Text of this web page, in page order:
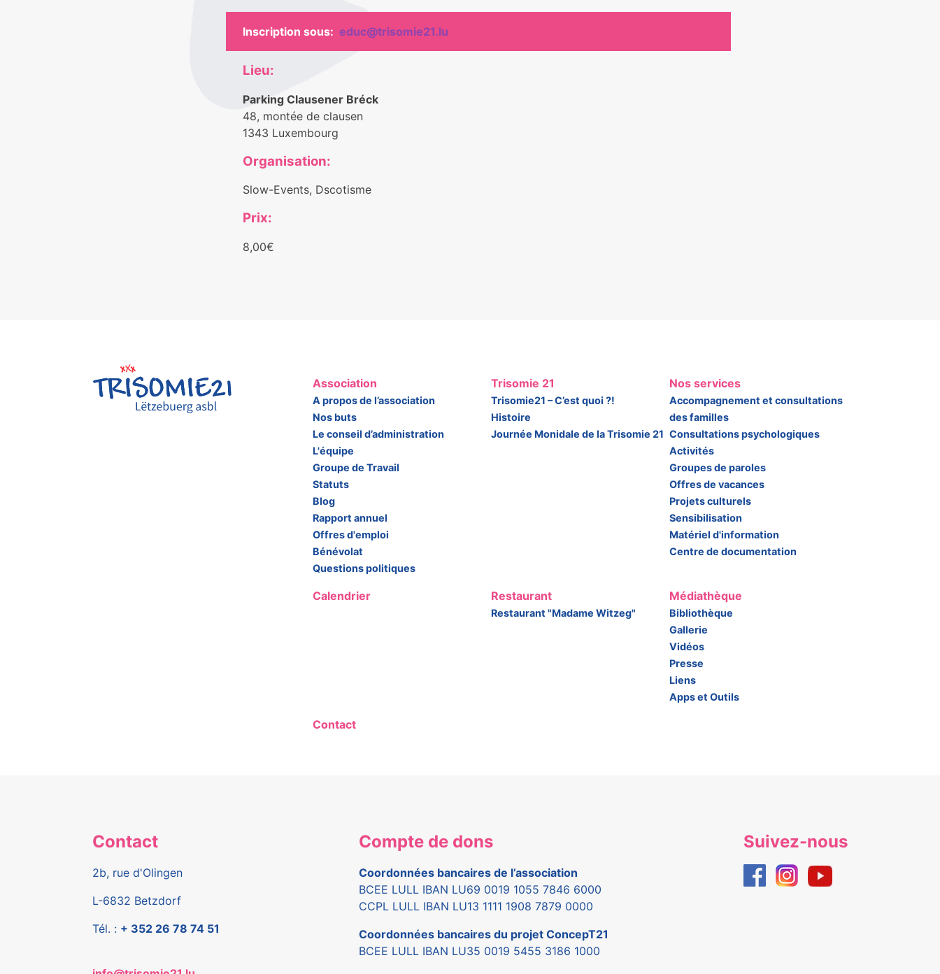
Inscription sous: educ@trisomie21.lu
Lieu:
Parking Clausener Bréck
48, montée de clausen
1343 Luxembourg
Organisation:
Slow-Events, Dscotisme
Prix:
8,00€
Association
A propos de l’association
Nos buts
Le conseil d’administration
L'équipe
Groupe de Travail
Statuts
Blog
Rapport annuel
Offres d'emploi
Bénévolat
Questions politiques
Trisomie 21
Trisomie21 – C’est quoi ?!
Histoire
Journée Monidale de la Trisomie 21
Nos services
Accompagnement et consultations
des familles
Consultations psychologiques
Activités
Groupes de paroles
Offres de vacances
Projets culturels
Sensibilisation
Matériel d'information
Centre de documentation
Calendrier Restaurant
Restaurant "Madame Witzeg"
Médiathèque
Bibliothèque
Gallerie
Vidéos
Presse
Liens
Apps et Outils
Contact
Contact
2b, rue d'Olingen
L-6832 Betzdorf
Tél. : + 352 26 78 74 51
Compte de dons
Coordonnées bancaires de l’association
BCEE LULL IBAN LU69 0019 1055 7846 6000
CCPL LULL IBAN LU13 1111 1908 7879 0000
Coordonnées bancaires du projet ConcepT21
BCEE LULL IBAN LU35 0019 5455 3186 1000
Suivez-nous